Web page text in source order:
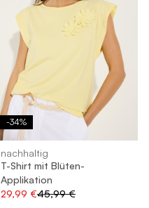
-34%
nachhaltig
T-Shirt mit Blüten-
Applikation
29,99 €45,99 €